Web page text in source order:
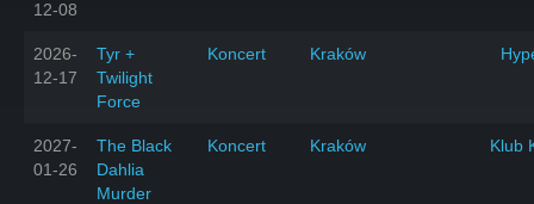
12-08
2026-
12-17
Tyr +
Twilight
Force
Koncert Kraków
2027-
01-26
The Black
Dahlia
Murder
Koncert Kraków Klub